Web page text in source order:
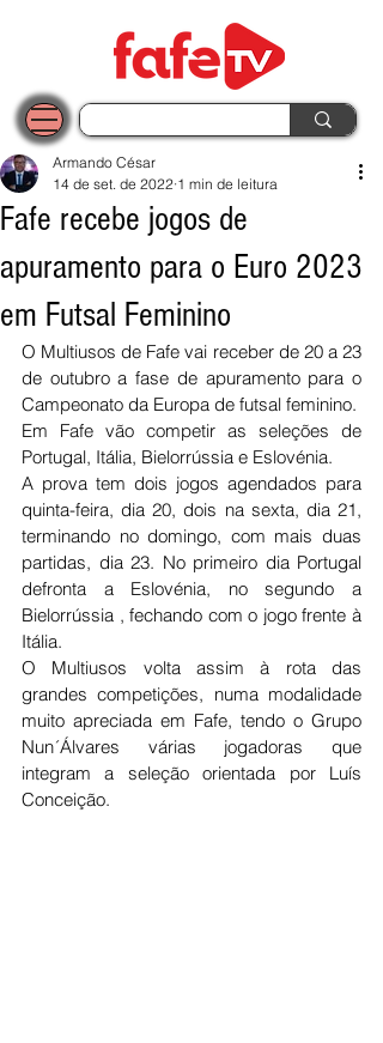
Fafe recebe jogos de
apuramento para o Euro 2023
em Futsal Feminino
Armando César
14 de set. de 2022 1 min de leitura
O Multiusos de Fafe vai receber de 20 a 23
de outubro a fase de apuramento para o
Campeonato da Europa de futsal feminino.
Em Fafe vão competir as seleções de
Portugal, Itália, Bielorrússia e Eslovénia.
A prova tem dois jogos agendados para
quinta-feira, dia 20, dois na sexta, dia 21,
terminando no domingo, com mais duas
partidas, dia 23. No primeiro dia Portugal
defronta a Eslovénia, no segundo a
Bielorrússia , fechando com o jogo frente à
Itália.
O Multiusos volta assim à rota das
grandes competições, numa modalidade
muito apreciada em Fafe, tendo o Grupo
Nun´Álvares várias jogadoras que
integram a seleção orientada por Luís
Conceição.